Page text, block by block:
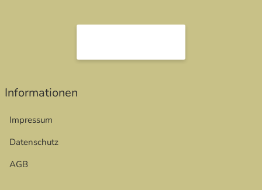
öffnet in neuem Fenster
Informationen
Impressum
Datenschutz
AGB